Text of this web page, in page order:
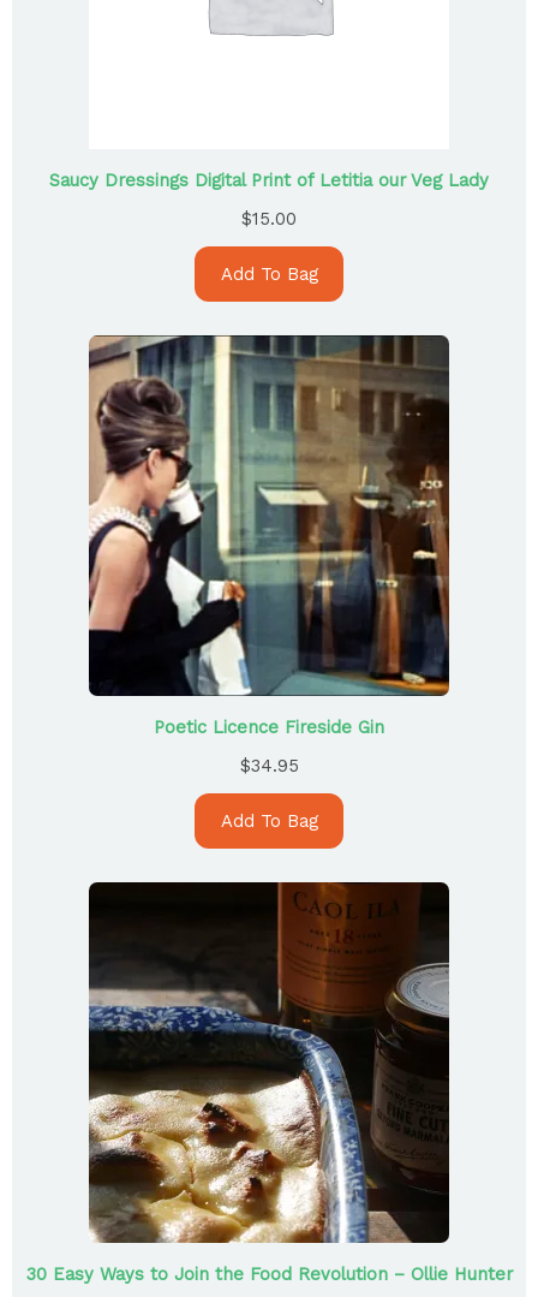
Saucy Dressings Digital Print of Letitia our Veg Lady
$15.00
Add To Bag
Poetic Licence Fireside Gin
$34.95
Add To Bag
30 Easy Ways to Join the Food Revolution – Ollie Hunter